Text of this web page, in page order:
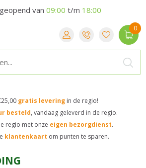
gratis leveringin de regio!
besteld, vandaag geleverd in de regio.
regio met onze eigen bezorgdienst.
klantenkaart om punten te sparen.
van 09:00 t/m 18:00